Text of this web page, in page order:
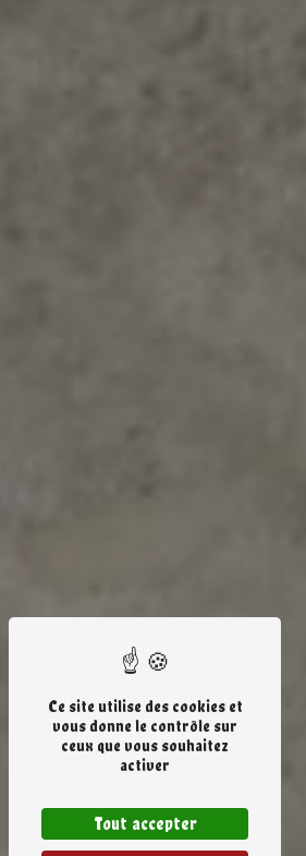
Ce site utilise des cookies et
vous donne le contrôle sur
ceux que vous souhaitez
activer
Tout accepter